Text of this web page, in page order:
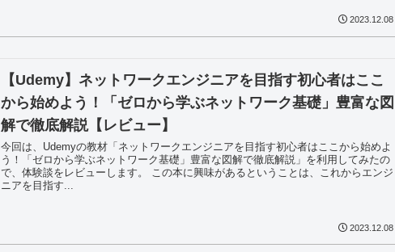
2023.12.08
【Udemy】ネットワークエンジニアを目指す初心者はここ
から始めよう！「ゼロから学ぶネットワーク基礎」豊富な図
解で徹底解説【レビュー】
今回は、Udemyの教材「ネットワークエンジニアを目指す初心者はここから始めよ
う！「ゼロから学ぶネットワーク基礎」豊富な図解で徹底解説」を利用してみたの
で、体験談をレビューします。 この本に興味があるということは、これからエンジ
ニアを目指す...
2023.12.08